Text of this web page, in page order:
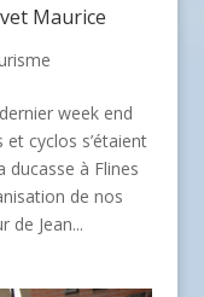
Maurice
week end
cyclos s’étaient
ducasse à Flines
de nos
de Jean...